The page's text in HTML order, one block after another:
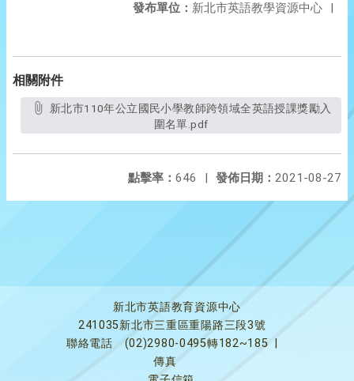
發布單位： 新北市英語教學資源中心 |
相關附件
圍名單.pdf
發佈日期： 2021-08-27
點擊率： 646 |
新北市英語教育資源中心
241035新北市三重區重陽路三段3號
聯絡電話
(02)2980-0495轉182~185
傳真